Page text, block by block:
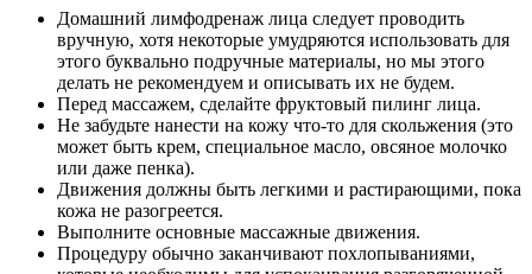
Домашний лимфодренаж лица следует проводить
вручную, хотя некоторые умудряются использовать для
этого буквально подручные материалы, но мы этого
делать не рекомендуем и описывать их не будем.
Перед массажем, сделайте фруктовый пилинг лица.
Не забудьте нанести на кожу что-то для скольжения (это
может быть крем, специальное масло, овсяное молочко
или даже пенка).
Движения должны быть легкими и растирающими, пока
кожа не разогреется.
Выполните основные массажные движения.
Процедуру обычно заканчивают похлопываниями,